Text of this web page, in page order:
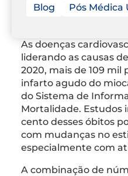
Blog Pós Médica
As doenças
liderando as causas
2020, mais de 109 mil
infarto agudo do
do Sistema de
Mortalidade. Estudos
cento desses óbitos
com mudanças no
especialmente com
A combinação de